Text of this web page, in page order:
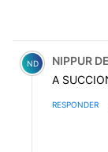
Comentario de
ND NIPPUR
A
RESPONDER